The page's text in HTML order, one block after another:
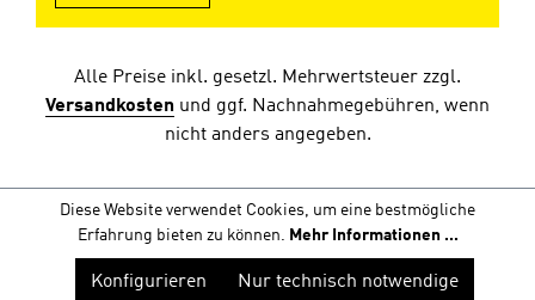
Alle Preise inkl. gesetzl. Mehrwertsteuer zzgl.
Versandkosten und ggf. Nachnahmegebühren, wenn
nicht anders angegeben.
Diese Website verwendet Cookies, um eine bestmögliche
Erfahrung bieten zu können. Mehr Informationen ...
Nur technisch notwendige
Konfigurieren